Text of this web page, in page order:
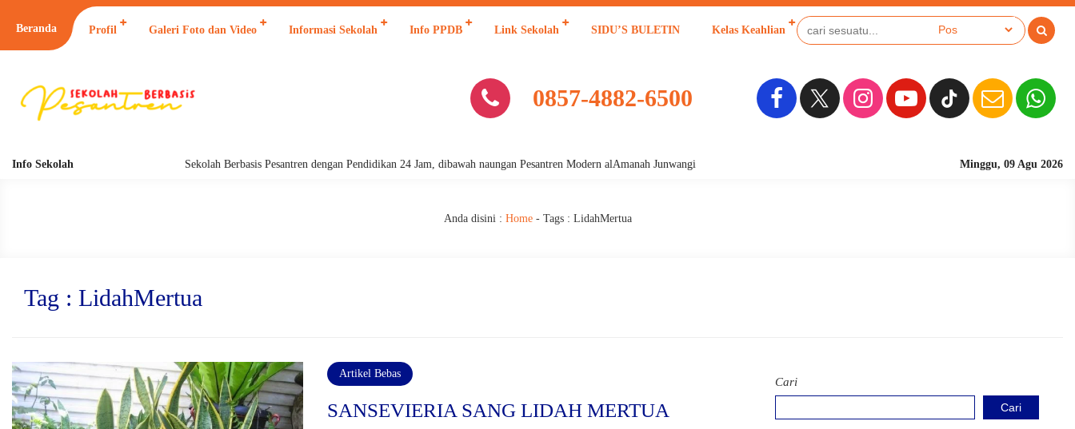
Beranda Profil Galeri Foto dan Video Informasi Sekolah Info PPDB Link Sekolah SIDU’S BULETIN Kelas Keahlian
0857-4882-6500
Info Sekolah Minggu, 09 Agu 2026
Sekolah
Sekolah Berbasis Pesantren dengan Pendidikan 24 Jam, dibawah naungan Pesantren Modern alAmanah Junwangi
Anda disini : Home- Tags : LidahMertua
Tag : LidahMertua
Artikel Bebas
SANSEVIERIA SANG LIDAH MERTUA
Cari
Cari